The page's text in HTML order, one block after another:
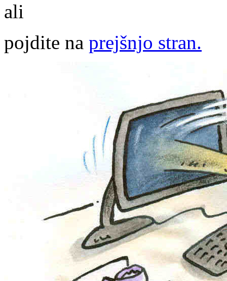
ali
pojdite na prejšnjo stran.